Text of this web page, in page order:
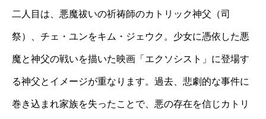
二人目は、悪魔祓いの祈祷師のカトリック神父（司
祭）、チェ・ユンをキム・ジェウク。少女に憑依した悪
魔と神父の戦いを描いた映画「エクソシスト」に登場す
る神父とイメージが重なります。過去、悲劇的な事件に
巻き込まれ家族を失ったことで、悪の存在を信じカトリ